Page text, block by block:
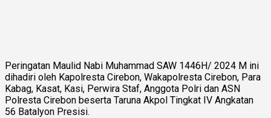
Peringatan Maulid Nabi Muhammad SAW 1446H/ 2024 M ini
dihadiri oleh Kapolresta Cirebon, Wakapolresta Cirebon, Para
Kabag, Kasat, Kasi, Perwira Staf, Anggota Polri dan ASN
Polresta Cirebon beserta Taruna Akpol Tingkat IV Angkatan
56 Batalyon Presisi.